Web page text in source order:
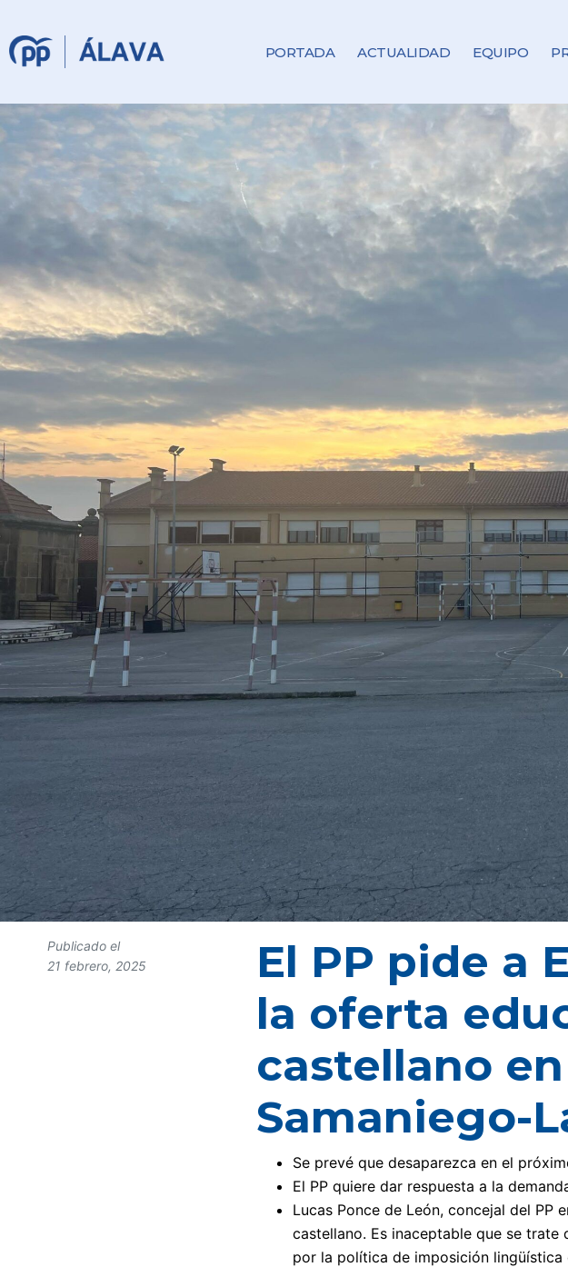
PORTADA ACTUALIDAD EQUIPO
Publicado el
21 febrero, 2025
El PP pide a
la oferta
castellano
Samaniego-
Se prevé que desaparezca en el
El PP quiere dar respuesta a la
Lucas Ponce de León, concejal del PP
castellano. Es inaceptable que se
por la política de imposición lingüística